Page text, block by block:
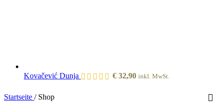
Kovačević Dunja € 32,90 inkl. MwSt.
Startseite / Shop